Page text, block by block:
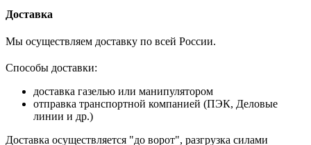
Доставка
Мы осуществляем доставку по всей России.
Способы доставки:
доставка газелью или манипулятором
отправка транспортной компанией (ПЭК, Деловые
линии и др.)
Доставка осуществляется "до ворот", разгрузка силами